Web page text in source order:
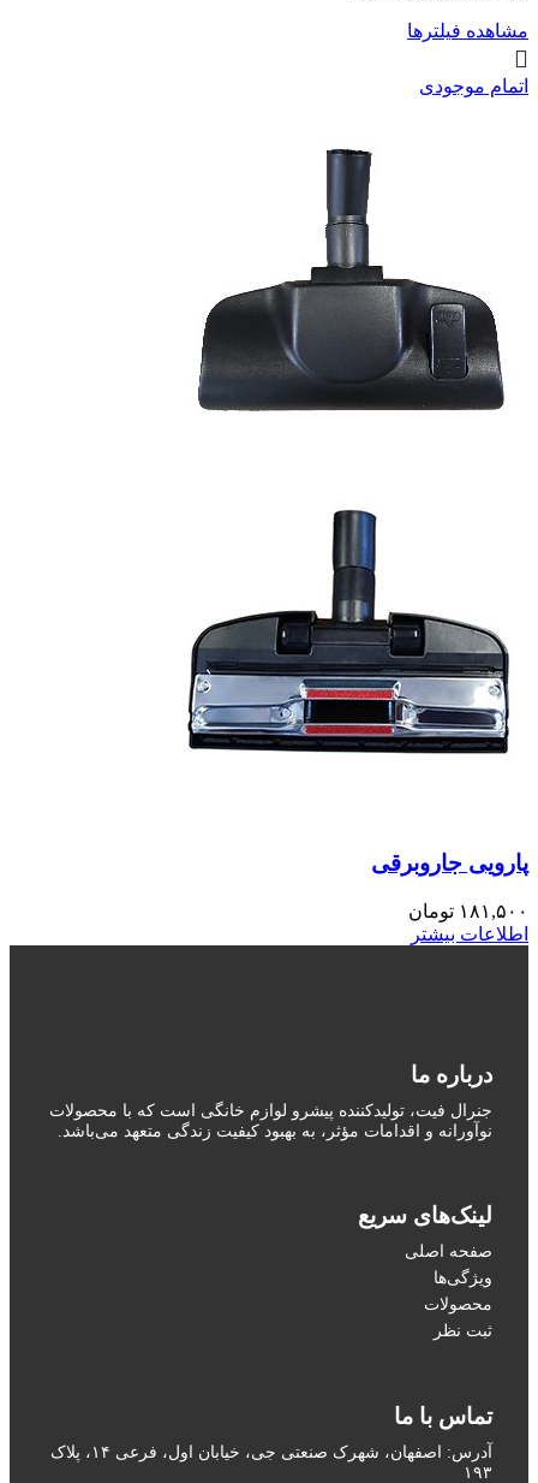
مشاهده فیلترها
اتمام موجودی
پارویی جاروبرقی
۱۸۱,۵۰۰ تومان
اطلاعات بیشتر
درباره ما
جنرال فیت، تولیدکننده پیشرو لوازم خانگی است که با محصولات
نوآورانه و اقدامات مؤثر، به بهبود کیفیت زندگی متعهد می‌باشد.
لینک‌های سریع
صفحه اصلی
ویژگی‌ها
محصولات
ثبت نظر
تماس با ما
آدرس: اصفهان، شهرک صنعتی جی، خیابان اول، فرعی ۱۴، پلاک
۱۹۳